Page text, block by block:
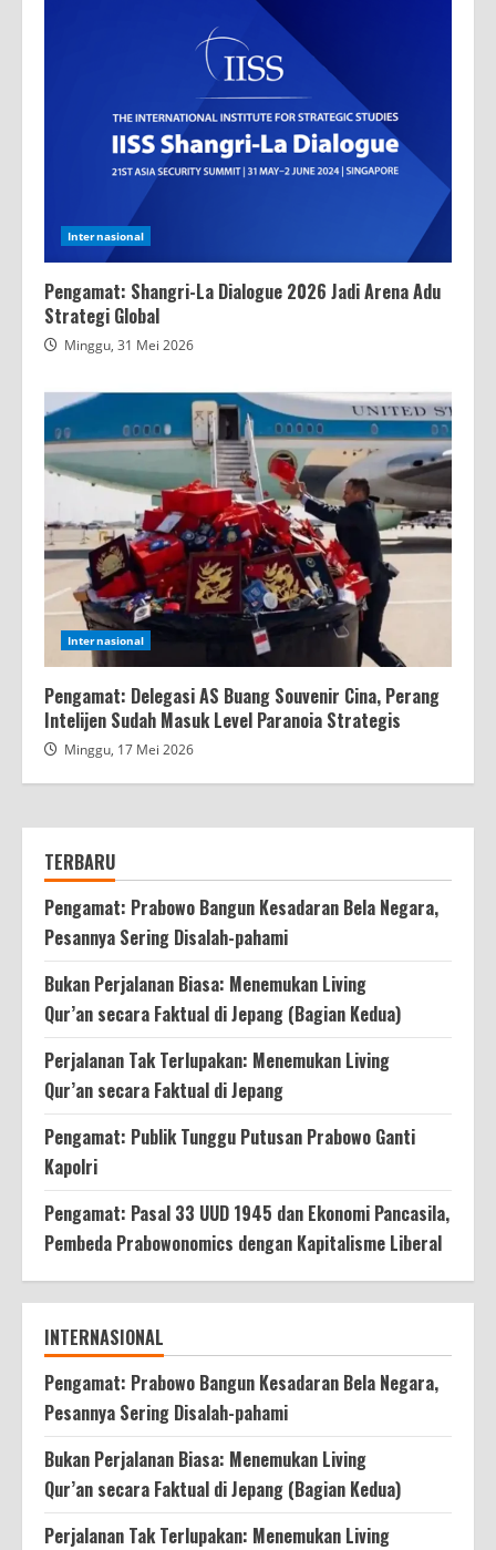
Internasional
Pengamat: Shangri-La Dialogue 2026 Jadi Arena Adu
Strategi Global
Minggu, 31 Mei 2026
Internasional
Pengamat: Delegasi AS Buang Souvenir Cina, Perang
Intelijen Sudah Masuk Level Paranoia Strategis
Minggu, 17 Mei 2026
TERBARU
Pengamat: Prabowo Bangun Kesadaran Bela Negara,
Pesannya Sering Disalah-pahami
Bukan Perjalanan Biasa: Menemukan Living
Qur’an secara Faktual di Jepang (Bagian Kedua)
Perjalanan Tak Terlupakan: Menemukan Living
Qur’an secara Faktual di Jepang
Pengamat: Publik Tunggu Putusan Prabowo Ganti
Kapolri
Pengamat: Pasal 33 UUD 1945 dan Ekonomi Pancasila,
Pembeda Prabowonomics dengan Kapitalisme Liberal
INTERNASIONAL
Pengamat: Prabowo Bangun Kesadaran Bela Negara,
Pesannya Sering Disalah-pahami
Bukan Perjalanan Biasa: Menemukan Living
Qur’an secara Faktual di Jepang (Bagian Kedua)
Perjalanan Tak Terlupakan: Menemukan Living